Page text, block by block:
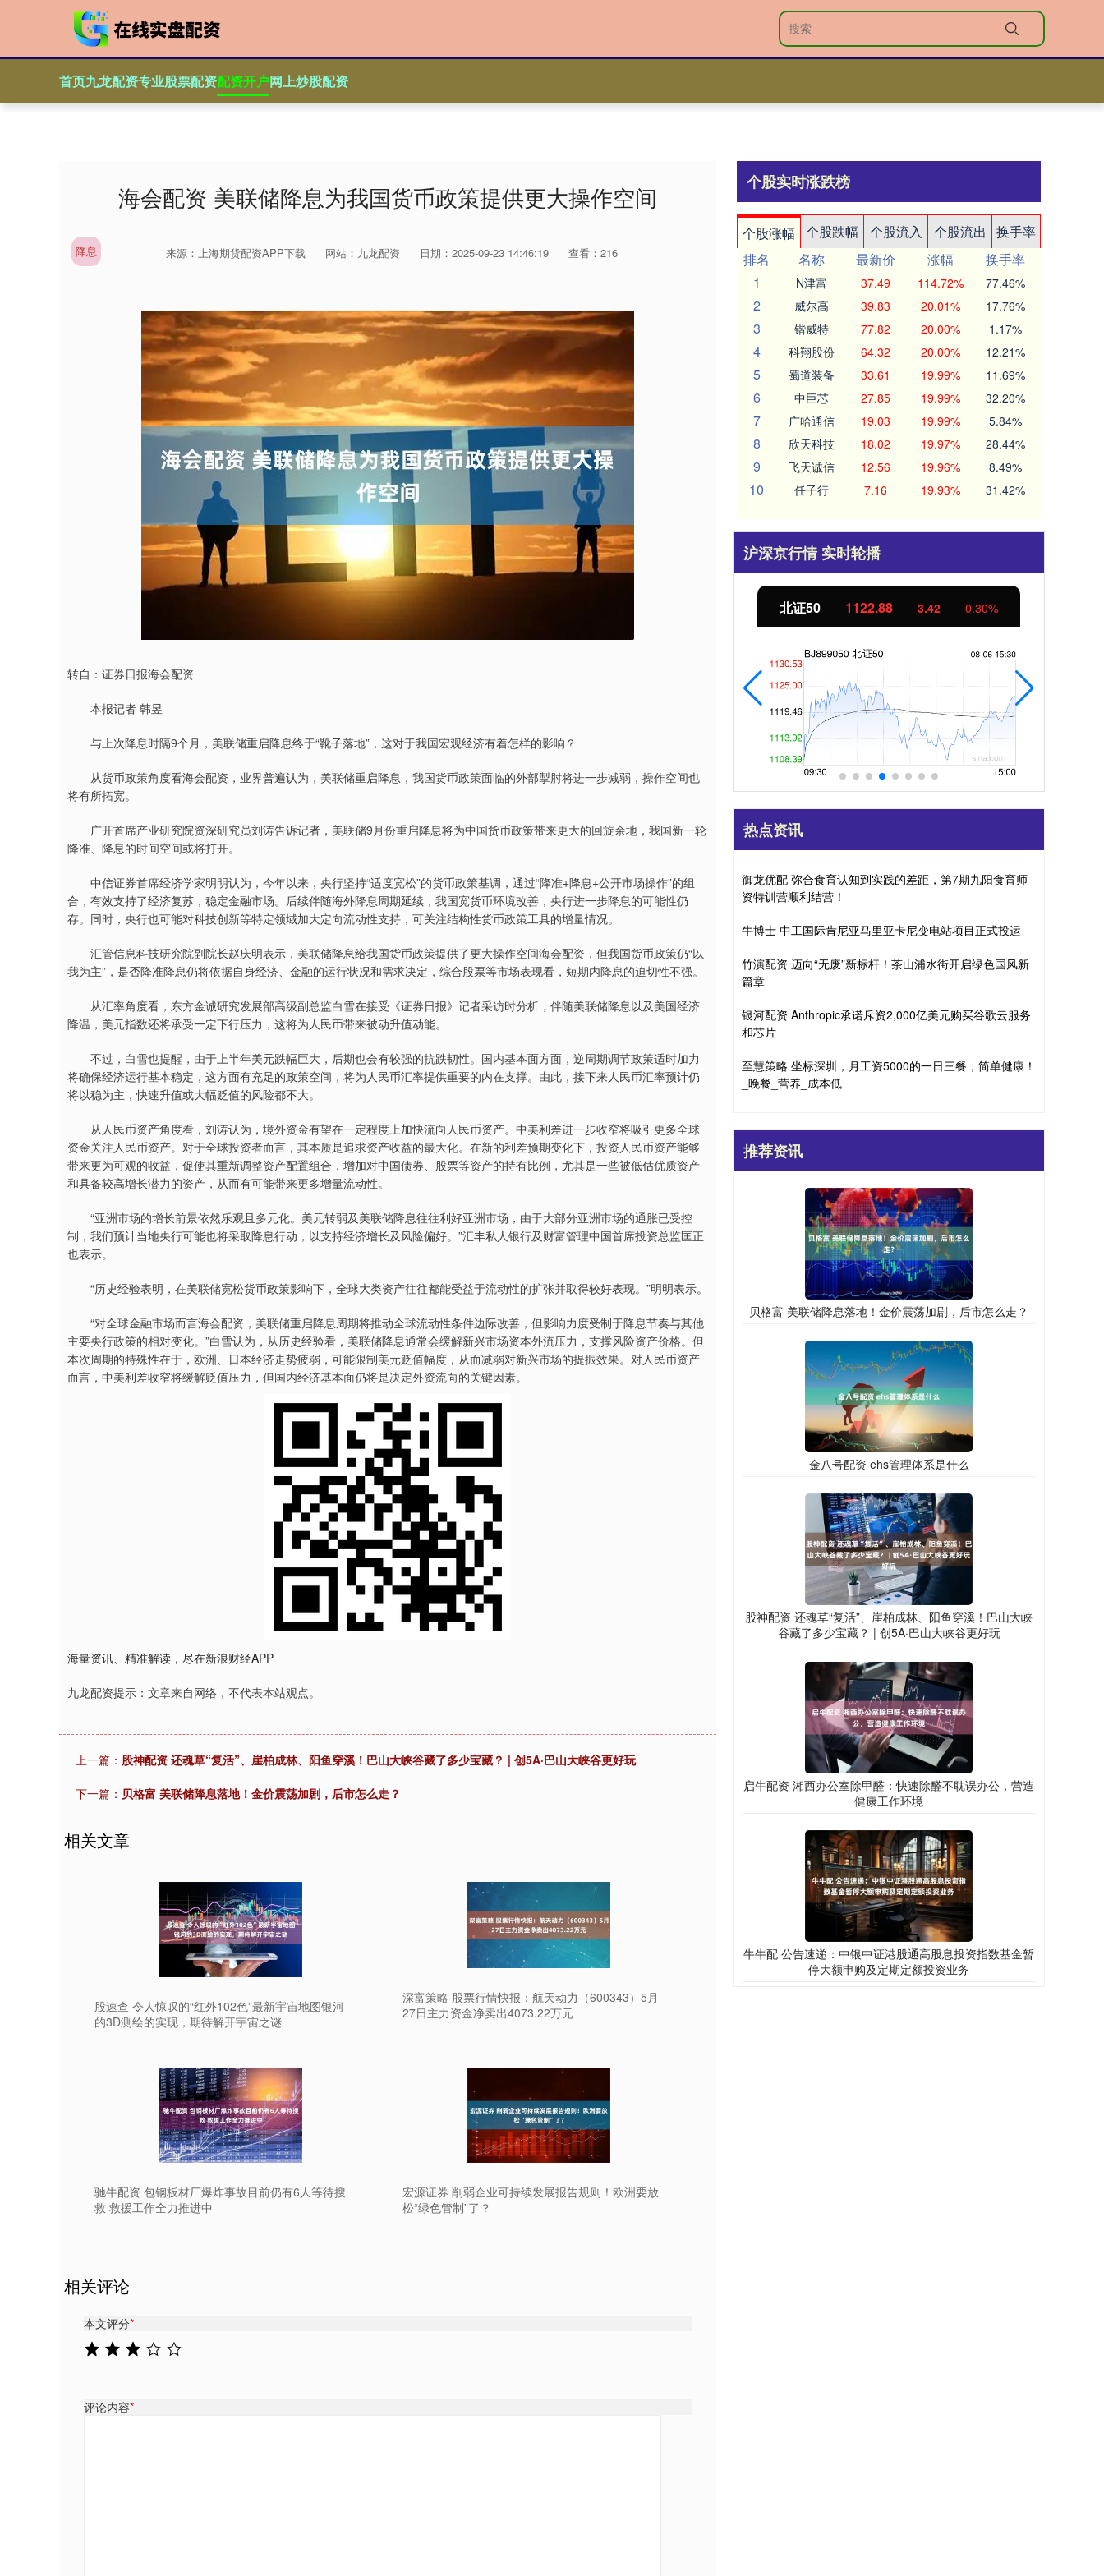
首页九龙配资专业股票配资配资开户网上炒股配资
海会配资 美联储降息为我国货币政策提供更大操作空间
降息 来源：上海期货配资APP下载 网站：九龙配资 日期：2025-09-23 14:46:19 查看：216
转自：证券日报海会配资
本报记者 韩昱
与上次降息时隔9个月，美联储重启降息终于“靴子落地”，这对于我国宏观经济有着怎样的影响？
从货币政策角度看海会配资，业界普遍认为，美联储重启降息，我国货币政策面临的外部掣肘将进一步减弱，操作空间也
将有所拓宽。
广开首席产业研究院资深研究员刘涛告诉记者，美联储9月份重启降息将为中国货币政策带来更大的回旋余地，我国新一轮
降准、降息的时间空间或将打开。
中信证券首席经济学家明明认为，今年以来，央行坚持“适度宽松”的货币政策基调，通过“降准+降息+公开市场操作”的组
合，有效支持了经济复苏，稳定金融市场。后续伴随海外降息周期延续，我国宽货币环境改善，央行进一步降息的可能性仍
存。同时，央行也可能对科技创新等特定领域加大定向流动性支持，可关注结构性货币政策工具的增量情况。
汇管信息科技研究院副院长赵庆明表示，美联储降息给我国货币政策提供了更大操作空间海会配资，但我国货币政策仍“以
我为主”，是否降准降息仍将依据自身经济、金融的运行状况和需求决定，综合股票等市场表现看，短期内降息的迫切性不强。
从汇率角度看，东方金诚研究发展部高级副总监白雪在接受《证券日报》记者采访时分析，伴随美联储降息以及美国经济
降温，美元指数还将承受一定下行压力，这将为人民币带来被动升值动能。
不过，白雪也提醒，由于上半年美元跌幅巨大，后期也会有较强的抗跌韧性。国内基本面方面，逆周期调节政策适时加力
将确保经济运行基本稳定，这方面有充足的政策空间，将为人民币汇率提供重要的内在支撑。由此，接下来人民币汇率预计仍
将以稳为主，快速升值或大幅贬值的风险都不大。
从人民币资产角度看，刘涛认为，境外资金有望在一定程度上加快流向人民币资产。中美利差进一步收窄将吸引更多全球
资金关注人民币资产。对于全球投资者而言，其本质是追求资产收益的最大化。在新的利差预期变化下，投资人民币资产能够
带来更为可观的收益，促使其重新调整资产配置组合，增加对中国债券、股票等资产的持有比例，尤其是一些被低估优质资产
和具备较高增长潜力的资产，从而有可能带来更多增量流动性。
“亚洲市场的增长前景依然乐观且多元化。美元转弱及美联储降息往往利好亚洲市场，由于大部分亚洲市场的通胀已受控
制，我们预计当地央行可能也将采取降息行动，以支持经济增长及风险偏好。”汇丰私人银行及财富管理中国首席投资总监匡正
也表示。
“历史经验表明，在美联储宽松货币政策影响下，全球大类资产往往都能受益于流动性的扩张并取得较好表现。”明明表示。
“对全球金融市场而言海会配资，美联储重启降息周期将推动全球流动性条件边际改善，但影响力度受制于降息节奏与其他
主要央行政策的相对变化。”白雪认为，从历史经验看，美联储降息通常会缓解新兴市场资本外流压力，支撑风险资产价格。但
本次周期的特殊性在于，欧洲、日本经济走势疲弱，可能限制美元贬值幅度，从而减弱对新兴市场的提振效果。对人民币资产
而言，中美利差收窄将缓解贬值压力，但国内经济基本面仍将是决定外资流向的关键因素。
海量资讯、精准解读，尽在新浪财经APP
九龙配资提示：文章来自网络，不代表本站观点。
上一篇： 股神配资 还魂草“复活”、崖柏成林、阳鱼穿溪！巴山大峡谷藏了多少宝藏？ | 创5A·巴山大峡谷更好玩
下一篇： 贝格富 美联储降息落地！金价震荡加剧，后市怎么走？
相关文章
股速查 令人惊叹的“红外102色”最新宇宙地图银河
的3D测绘的实现，期待解开宇宙之谜
深富策略 股票行情快报：航天动力（600343）5月
27日主力资金净卖出4073.22万元
驰牛配资 包钢板材厂爆炸事故目前仍有6人等待搜
救 救援工作全力推进中
宏源证券 削弱企业可持续发展报告规则！欧洲要放
松“绿色管制”了？
相关评论
本文评分*
评论内容*
个股实时涨跌榜
个股涨幅 个股跌幅 个股流入 个股流出
换手率
排名
名称 最新价 涨幅
换手率
1
N津富 37.49 114.72% 77.46%
2 威尔高 39.83 20.01% 17.76%
3 锴威特 77.82 20.00% 1.17%
4 科翔股份 64.32 20.00% 12.21%
5 蜀道装备 33.61 19.99% 11.69%
6 中巨芯 27.85 19.99% 32.20%
7 广哈通信 19.03 19.99% 5.84%
8 欣天科技 18.02 19.97% 28.44%
9 飞天诚信 12.56 19.96% 8.49%
10 任子行 7.16 19.93% 31.42%
沪深京行情 实时轮播
-0.24% 北证50 1122.88 3.42 0.30%
热点资讯
御龙优配 弥合食育认知到实践的差距，第7期九阳食育师
资特训营顺利结营！
牛博士 中工国际肯尼亚马里亚卡尼变电站项目正式投运
竹演配资 迈向“无废”新标杆！茶山浦水街开启绿色国风新
篇章
银河配资 Anthropic承诺斥资2,000亿美元购买谷歌云服务
和芯片
至慧策略 坐标深圳，月工资5000的一日三餐，简单健康！
_晚餐_营养_成本低
推荐资讯
贝格富 美联储降息落地！金价震荡加剧，后市怎么走？
金八号配资 ehs管理体系是什么
股神配资 还魂草“复活”、崖柏成林、阳鱼穿溪！巴山大峡
谷藏了多少宝藏？ | 创5A·巴山大峡谷更好玩
启牛配资 湘西办公室除甲醛：快速除醛不耽误办公，营造
健康工作环境
牛牛配 公告速递：中银中证港股通高股息投资指数基金暂
停大额申购及定期定额投资业务